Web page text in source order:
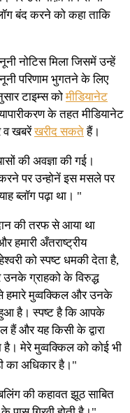
बंद करने को कहा ताकि
नोटिस मिला जिसमें उन्हें
परिणाम भुगतने के लिए
टाइम्स कोमीडियानेट
के तहत मीडियानेट
व खबरेंखरीद सकतेहैं।
की अवज्ञा की गई।
करने पर उन्होनें इस मसले पर
ब्लॉग पढ़ा था। "
की तरफ से आया था
हमारी अँतराष्ट्रीय
को स्पष्ट धमकी देता है,
ग्राहको के विरुद्ध
हमारे मुव्वक्किल और उनके
हुआ है। स्पष्ट है कि आपके
और यह किसी के द्वारा
मेरे मुव्वक्किल को कोई भी
का अधिकार है।"
की कहावत झूठ साबित